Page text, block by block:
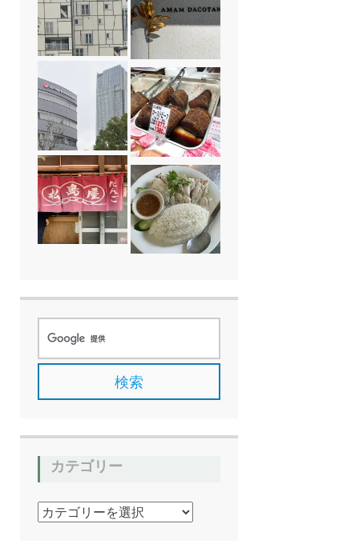
カテゴリー
カ
テ